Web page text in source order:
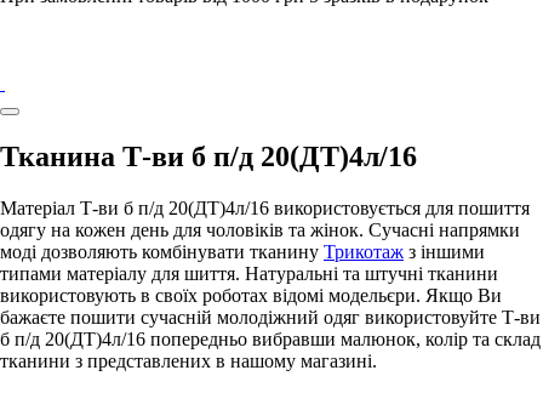
Тканина Т-ви б п/д 20(ДТ)4л/16
Матеріал Т-ви б п/д 20(ДТ)4л/16 використовується для пошиття
одягу на кожен день для чоловіків та жінок. Сучасні напрямки
моді дозволяють комбінувати тканину Трикотаж з іншими
типами матеріалу для шиття. Натуральні та штучні тканини
використовують в своїх роботах відомі модельєри. Якщо Ви
бажаєте пошити сучасній молодіжний одяг використовуйте Т-ви
б п/д 20(ДТ)4л/16 попередньо вибравши малюнок, колір та склад
тканини з представлених в нашому магазині.